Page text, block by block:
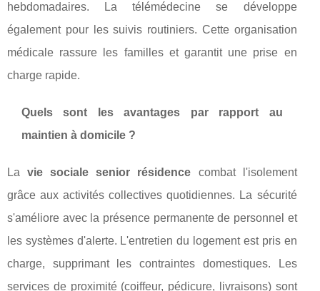
hebdomadaires. La télémédecine se développe
également pour les suivis routiniers. Cette organisation
médicale rassure les familles et garantit une prise en
charge rapide.
Quels sont les avantages par rapport au
maintien à domicile ?
Lavie sociale senior résidence combat l'isolement
grâce aux activités collectives quotidiennes. La sécurité
s'améliore avec la présence permanente de personnel et
les systèmes d'alerte. L'entretien du logement est pris en
charge, supprimant les contraintes domestiques. Les
services de proximité (coiffeur, pédicure, livraisons) sont